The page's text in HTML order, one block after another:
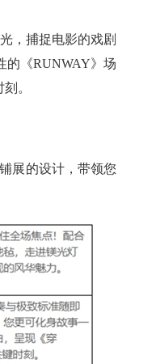
，捕捉电影的戏剧
的《RUNWAY》场
。
展的设计，带领您